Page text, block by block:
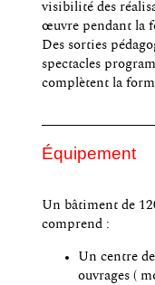
visibilité des
œuvre pendant la
Des sorties
spectacles
complètent la
Équipement
Un bâtiment de
comprend :
Un centre
ouvrages (